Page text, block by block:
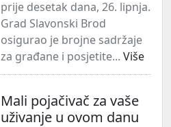
prije desetak dana, 26. lipnja.
Grad Slavonski Brod
osigurao je brojne sadržaje
za građane i posjetite... Više
Mali pojačivač za vaše
uživanje u ovom danu